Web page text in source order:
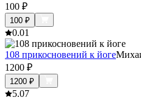
100 ₽
100 ₽
0.01
108 прикосновений к йоге
1200 ₽
1200 ₽
5.07